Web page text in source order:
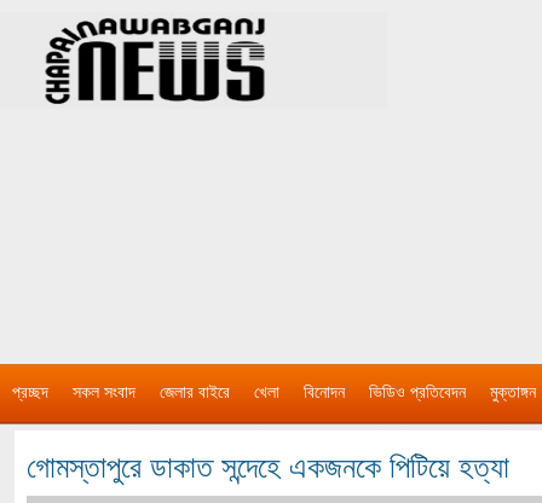
প্রচ্ছদ সকল সংবাদ জেলার বাইরে খেলা বিনোদন ভিডিও প্রতিবেদন মুক্তাঙ্গন
গোমস্তাপুরে ডাকাত সন্দেহে একজনকে পিটিয়ে হত্যা